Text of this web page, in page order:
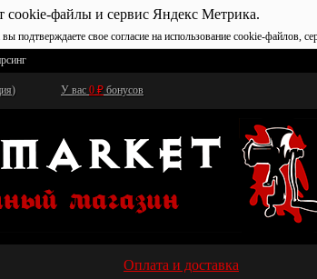
cookie-файлы и сервис Яндекс Метрика.
подтверждаете свое согласие на использование cookie-файлов,
) У вас 0 ₽ бонусов
Оплата и доставка